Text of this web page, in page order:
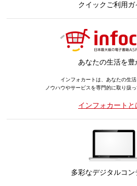
クイックご利用ガ
あなたの生活を豊
インフォカートは、あなたの生
ノウハウやサービスを専門的に取り扱っ
インフォカートと
多彩なデジタルコン